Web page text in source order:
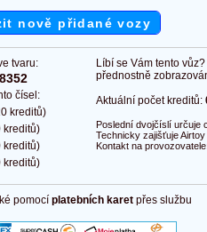
nově přidané vozy
tvaru:
čísel:
kreditů)
Líbí se Vám tento
přednostně
Aktuální počet kreditů:
Poslední dvojčíslí určuje
Technicky zajišťuje
Kontakt na provozovatele:
pomocí platebních karet přes službu